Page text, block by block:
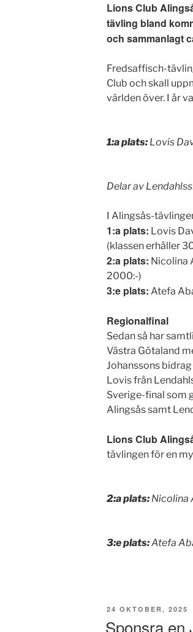
Lions Club
tävling bland
och sammanlagt
Fredsaffisch-
Club och skall
världen över. I år
1:a plats:Lovis
Delar av
I Alingsås-
1:a plats: Lovis
(klassen erhåller
2:a plats: Nicolina
2000:-)
3:e plats: Atefa
Regionalfinal
Sedan så har
Västra Götaland
Johanssons
Lovis från
Sverige-final som
Alingsås samt
Lions Club
tävlingen för en
2:a plats:Nicolina
3:e plats:Atefa
PUBLICERAT
24 OKTOBER, 2025
Sponsra en